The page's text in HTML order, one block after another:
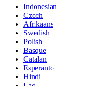
Indonesian
Czech
Afrikaans
Swedish
Polish
Basque
Catalan
Esperanto
Hindi